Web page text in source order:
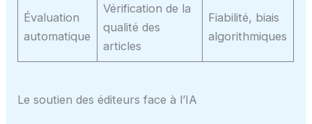
Évaluation
automatique
Vérification de la
qualité des
articles
Fiabilité, biais
algorithmiques
Le soutien des éditeurs face à l’IA